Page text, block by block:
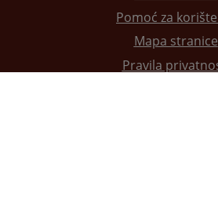
Pomoć za
Mapa stranice
Pravila